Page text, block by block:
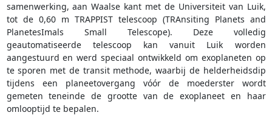
samenwerking, aan Waalse kant met de Universiteit van Luik,
tot de 0,60 m TRAPPIST telescoop (TRAnsiting Planets and
PlanetesImals Small Telescope). Deze volledig
geautomatiseerde telescoop kan vanuit Luik worden
aangestuurd en werd speciaal ontwikkeld om exoplaneten op
te sporen met de transit methode, waarbij de helderheidsdip
tijdens een planeetovergang vóór de moederster wordt
gemeten teneinde de grootte van de exoplaneet en haar
omlooptijd te bepalen.